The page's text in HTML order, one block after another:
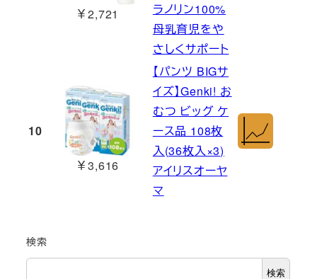
￥2,721
ラノリン100%
母乳育児をや
さしくサポート
10
￥3,616
【パンツ BIGサ
イズ】Genki! お
むつ ビッグ ケ
ース品 108枚
入(36枚入×3)
アイリスオーヤ
マ
検索
検索